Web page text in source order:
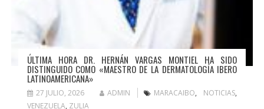
ÚLTIMA HORA DR. HERNÁN VARGAS MONTIEL HA SIDO
DISTINGUIDO COMO «MAESTRO DE LA DERMATOLOGÍA IBERO
LATINOAMERICANA»
27 JULIO, 2026 ADMIN MARACAIBO, NOTICIAS,
VENEZUELA, ZULIA